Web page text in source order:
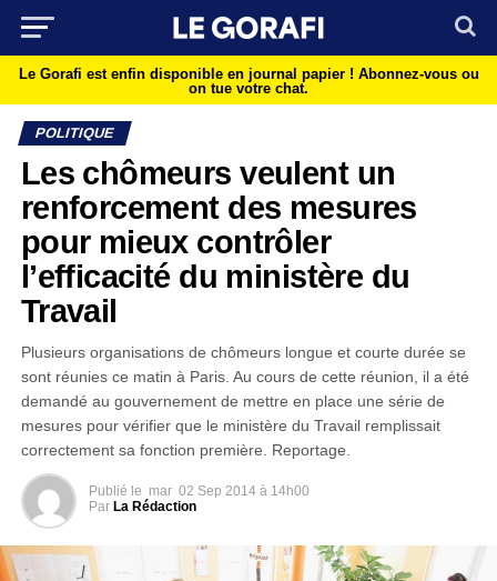
Le Gorafi est enfin disponible en journal papier ! Abonnez-vous ou
on tue votre chat.
POLITIQUE
Les chômeurs veulent un
renforcement des mesures
pour mieux contrôler
l’efficacité du ministère du
Travail
Plusieurs organisations de chômeurs longue et courte durée se
sont réunies ce matin à Paris. Au cours de cette réunion, il a été
demandé au gouvernement de mettre en place une série de
mesures pour vérifier que le ministère du Travail remplissait
correctement sa fonction première. Reportage.
Publié le mar 02 Sep 2014 à 14h00
Par La Rédaction